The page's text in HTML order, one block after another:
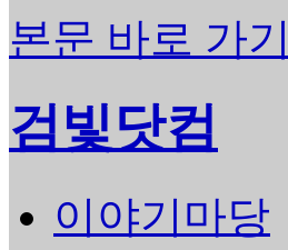
본문 바로 가기
검빛닷컴
이야기마당